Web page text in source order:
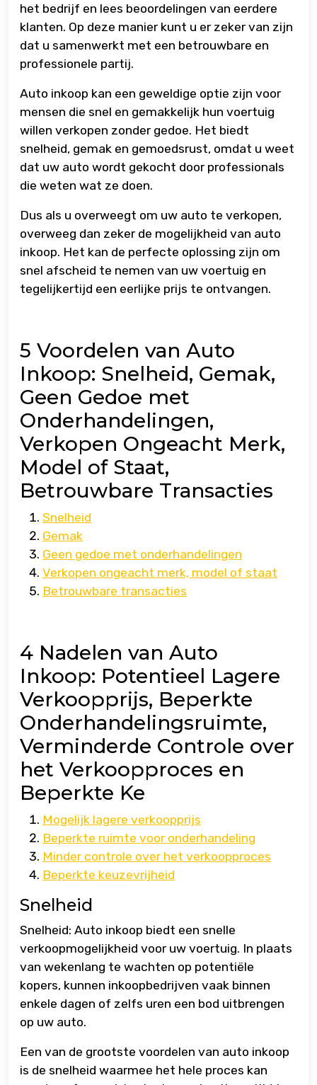
het bedrijf en lees beoordelingen van eerdere
klanten. Op deze manier kunt u er zeker van zijn
dat u samenwerkt met een betrouwbare en
professionele partij.
Auto inkoop kan een geweldige optie zijn voor
mensen die snel en gemakkelijk hun voertuig
willen verkopen zonder gedoe. Het biedt
snelheid, gemak en gemoedsrust, omdat u weet
dat uw auto wordt gekocht door professionals
die weten wat ze doen.
Dus als u overweegt om uw auto te verkopen,
overweeg dan zeker de mogelijkheid van auto
inkoop. Het kan de perfecte oplossing zijn om
snel afscheid te nemen van uw voertuig en
tegelijkertijd een eerlijke prijs te ontvangen.
5 Voordelen van Auto
Inkoop: Snelheid, Gemak,
Geen Gedoe met
Onderhandelingen,
Verkopen Ongeacht Merk,
Model of Staat,
Betrouwbare Transacties
Snelheid
Gemak
Geen gedoe met onderhandelingen
Verkopen ongeacht merk, model of staat
Betrouwbare transacties
4 Nadelen van Auto
Inkoop: Potentieel Lagere
Verkoopprijs, Beperkte
Onderhandelingsruimte,
Verminderde Controle over
het Verkoopproces en
Beperkte Ke
Mogelijk lagere verkoopprijs
Beperkte ruimte voor onderhandeling
Minder controle over het verkoopproces
Beperkte keuzevrijheid
Snelheid
Snelheid: Auto inkoop biedt een snelle
verkoopmogelijkheid voor uw voertuig. In plaats
van wekenlang te wachten op potentiële
kopers, kunnen inkoopbedrijven vaak binnen
enkele dagen of zelfs uren een bod uitbrengen
op uw auto.
Een van de grootste voordelen van auto inkoop
is de snelheid waarmee het hele proces kan